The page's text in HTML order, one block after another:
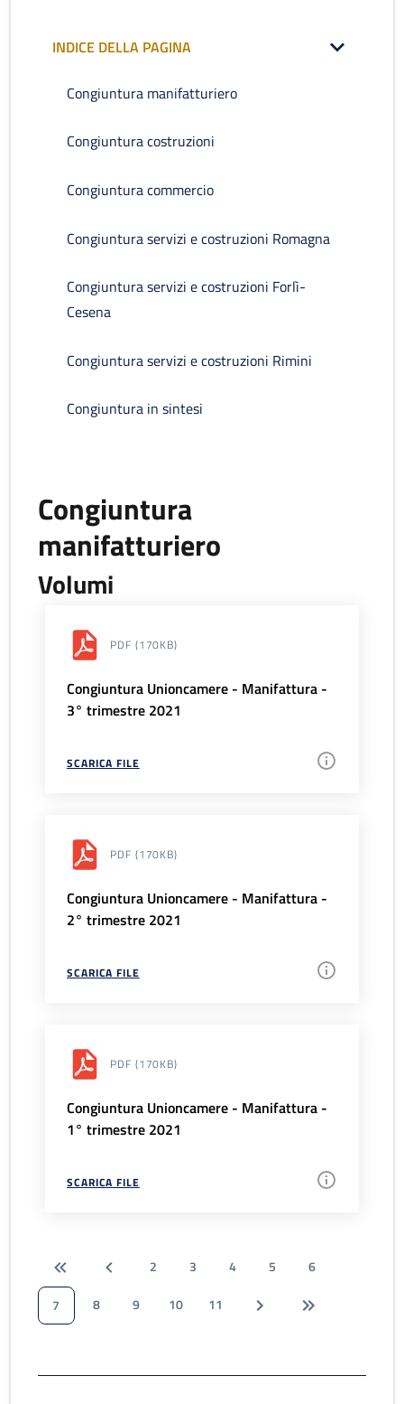
INDICE DELLA PAGINA
Congiuntura manifatturiero
Congiuntura costruzioni
Congiuntura commercio
Congiuntura servizi e costruzioni Romagna
Congiuntura servizi e costruzioni Forlì-
Cesena
Congiuntura servizi e costruzioni Rimini
Congiuntura in sintesi
Congiuntura
manifatturiero
Volumi
PDF (170KB)
Congiuntura Unioncamere - Manifattura -
3° trimestre 2021
SCARICA FILE
PDF (170KB)
Congiuntura Unioncamere - Manifattura -
2° trimestre 2021
SCARICA FILE
PDF (170KB)
Congiuntura Unioncamere - Manifattura -
1° trimestre 2021
SCARICA FILE
2 3 4 5
6
7
8 9 10 11